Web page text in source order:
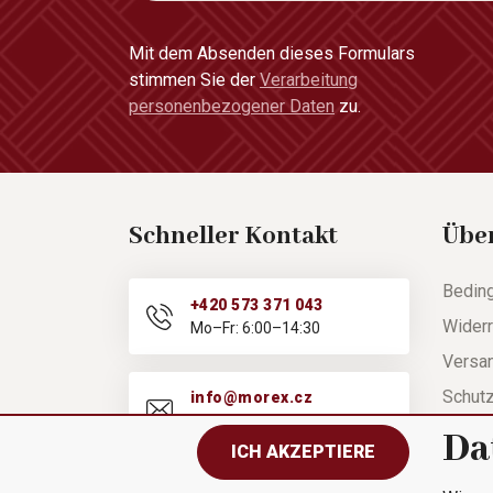
Mit dem Absenden dieses Formulars
stimmen Sie der Verarbeitung
personenbezogener Daten zu.
Schneller Kontakt
+420 573 371 043
Mo–Fr: 6:00–14:30
info@morex.cz
Mo–Fr: 6:00–14:30
Hilfe
ICH AKZEPTIERE